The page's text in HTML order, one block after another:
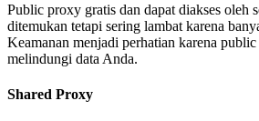
Public proxy gratis dan dapat diakses oleh
ditemukan tetapi sering lambat karena
Keamanan menjadi perhatian karena
melindungi data Anda.
Shared Proxy